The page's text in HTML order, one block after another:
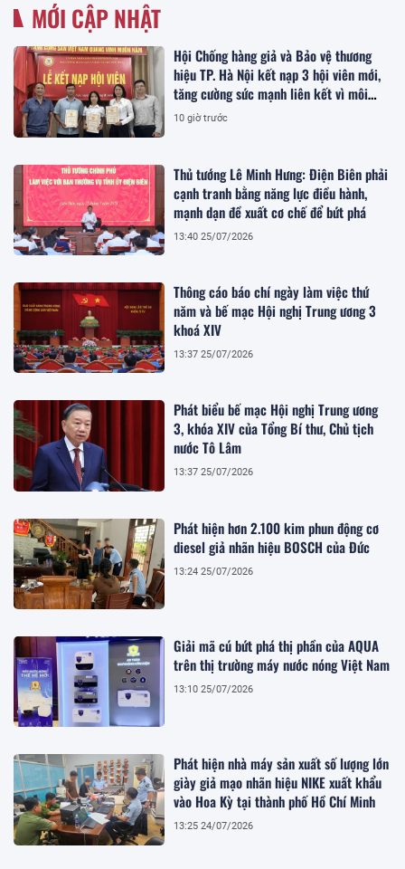
MỚI CẬP NHẬT
Hội Chống hàng giả và Bảo vệ thương
hiệu TP. Hà Nội kết nạp 3 hội viên mới,
tăng cường sức mạnh liên kết vì môi
trường kinh doanh lành mạnh
10 giờ trước
Thủ tướng Lê Minh Hưng: Điện Biên phải
cạnh tranh bằng năng lực điều hành,
mạnh dạn đề xuất cơ chế để bứt phá
13:40 25/07/2026
Thông cáo báo chí ngày làm việc thứ
năm và bế mạc Hội nghị Trung ương 3
khoá XIV
13:37 25/07/2026
Phát biểu bế mạc Hội nghị Trung ương
3, khóa XIV của Tổng Bí thư, Chủ tịch
nước Tô Lâm
13:37 25/07/2026
Phát hiện hơn 2.100 kim phun động cơ
diesel giả nhãn hiệu BOSCH của Đức
13:24 25/07/2026
Giải mã cú bứt phá thị phần của AQUA
trên thị trường máy nước nóng Việt Nam
13:10 25/07/2026
Phát hiện nhà máy sản xuất số lượng lớn
giày giả mạo nhãn hiệu NIKE xuất khẩu
vào Hoa Kỳ tại thành phố Hồ Chí Minh
13:25 24/07/2026